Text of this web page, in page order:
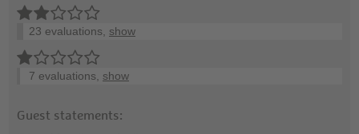
23 evaluations, show
7 evaluations, show
Guest statements: